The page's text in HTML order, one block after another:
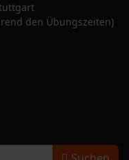
den Übungszeiten)